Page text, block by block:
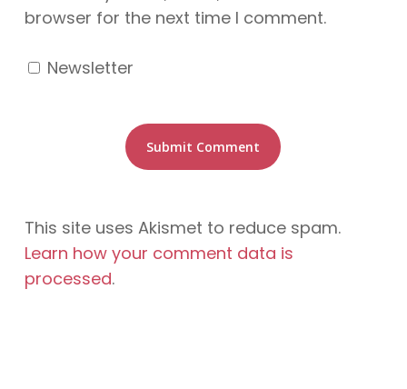
browser for the next time I comment.
Newsletter
This site uses Akismet to reduce spam.
Learn how your comment data is
processed.